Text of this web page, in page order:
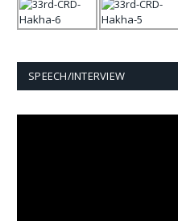
SPEECH/INTERVIEW